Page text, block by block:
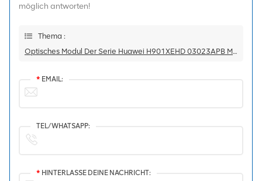
möglich antworten!
Thema :
Optisches Modul Der Serie Huawei H901XEHD 03023APB MA5800
* EMAIL:
TEL/WHATSAPP:
* HINTERLASSE DEINE NACHRICHT: